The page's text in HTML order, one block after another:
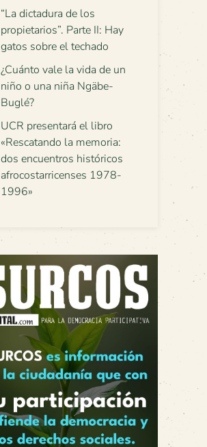
“La dictadura de los
propietarios”. Parte II: Hay
gatos sobre el techado
¿Cuánto vale la vida de un
niño o una niña Ngäbe-
Buglé?
UCR presentará el libro
«Rescatando la memoria:
dos encuentros históricos
afrocostarricenses 1978-
1996»